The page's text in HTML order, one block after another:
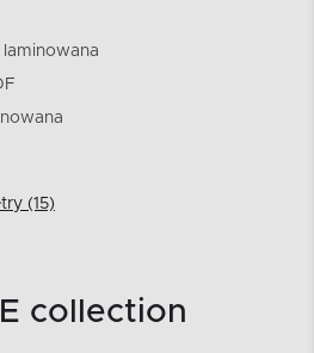
laminowana
(15)
collection